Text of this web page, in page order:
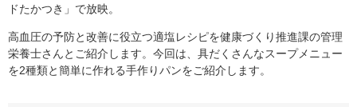
ドたかつき」で放映。
高血圧の予防と改善に役立つ適塩レシピを健康づくり推進課の管理
栄養士さんとご紹介します。今回は、具だくさんなスープメニュー
を2種類と簡単に作れる手作りパンをご紹介します。